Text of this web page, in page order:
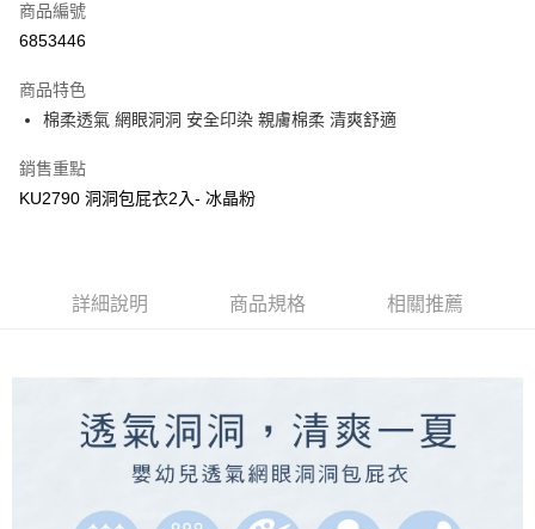
信用卡分期付款
合作金庫商業銀行
華南商業銀行
彰化商業銀行
國泰世華商業銀行
臺灣中小企業銀行
玉山商業銀行
星展（台灣）商業銀行
超商取貨付款
Apple Pay
全盈+PAY
AFTEE先享後付
相關說明
【關於「AFTEE先享後付」】
便利好安心！
商品編號
6853446
商品特色
棉柔透氣 網眼洞洞 安全印染 親膚棉柔 清爽舒適
銷售重點
KU2790 洞洞包屁衣2入- 冰晶粉
詳細說明 商品規格 相關推薦